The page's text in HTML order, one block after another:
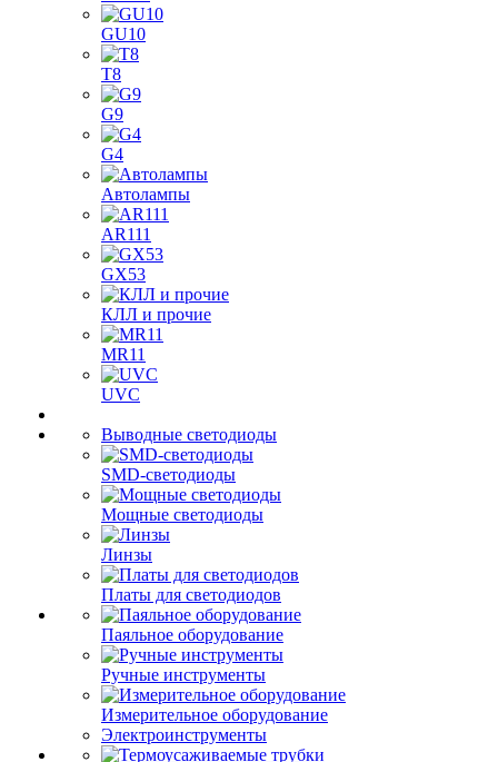
GU10
T8
G9
G4
Автолампы
AR111
GX53
КЛЛ и прочие
MR11
UVC
Выводные светодиоды
SMD-светодиоды
Мощные светодиоды
Линзы
Платы для светодиодов
Паяльное оборудование
Ручные инструменты
Измерительное оборудование
Электроинструменты